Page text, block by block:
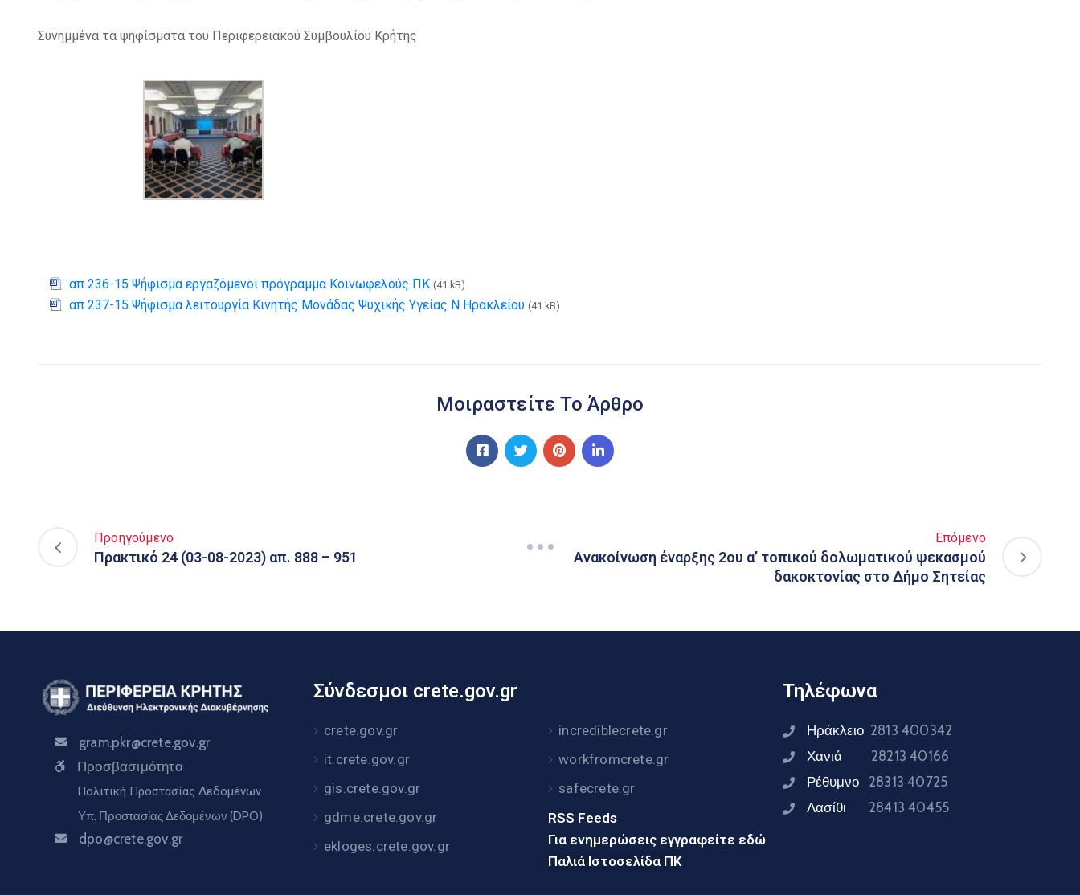
Συνημμένα τα ψηφίσματα του Περιφερειακού Συμβουλίου Κρήτης
απ 236-15 Ψήφισμα εργαζόμενοι πρόγραμμα Κοινωφελούς ΠΚ (41 kB)
απ 237-15 Ψήφισμα λειτουργία Κινητής Μονάδας Ψυχικής Υγείας Ν Ηρακλείου (41 kB)
Μοιραστείτε Το Άρθρο
Προηγούμενο
Πρακτικό 24 (03-08-2023) απ. 888 – 951
Επόμενο
Ανακοίνωση έναρξης 2ου α’ τοπικού δολωματικού ψεκασμού
δακοκτονίας στο Δήμο Σητείας
gram.pkr@crete.gov.gr
Προσβασιμότητα
Πολιτική Προστασίας Δεδομένων
Υπ. Προστασίας Δεδομένων (DPO)
dpo@crete.gov.gr
Σύνδεσμοι crete.gov.gr
crete.gov.gr
it.crete.gov.gr
gis.crete.gov.gr
gdme.crete.gov.gr
ekloges.crete.gov.gr
incrediblecrete.gr
workfromcrete.gr
safecrete.gr
RSS Feeds
Για ενημερώσεις εγγραφείτε εδώ
Παλιά Ιστοσελίδα ΠΚ
Τηλέφωνα
Ηράκλειο 2813 400342
Χανιά 28213 40166
Ρέθυμνο 28313 40725
Λασίθι 28413 40455